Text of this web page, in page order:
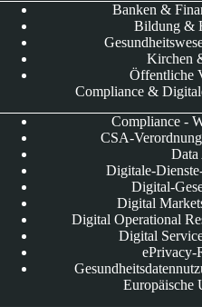
Banken &
Bildung &
Kirchen
Öffentliche
Compliance &
Compliance -
CSA-
Data
Digitale-
Digital-
Digital
Digital Operational
Digital
ePrivacy-
Europäische